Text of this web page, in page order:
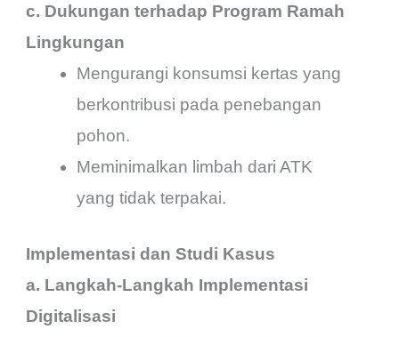
c. Dukungan terhadap Program Ramah
Lingkungan
Mengurangi konsumsi kertas yang
berkontribusi pada penebangan
pohon.
Meminimalkan limbah dari ATK
yang tidak terpakai.
Implementasi dan Studi Kasus
a. Langkah-Langkah Implementasi
Digitalisasi